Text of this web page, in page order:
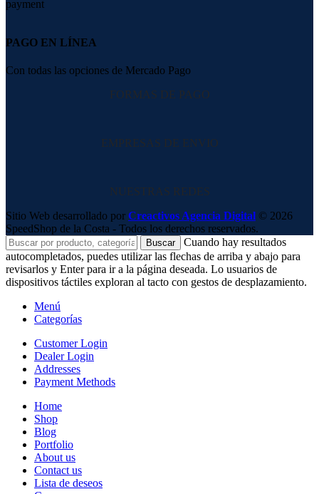
PAGO EN LÍNEA
Con todas las opciones de Mercado Pago
FORMAS DE PAGO
EMPRESAS DE ENVIO
NUESTRAS REDES
Sitio Web desarrollado por Creactivos Agencia Digital © 2026
SpeedShop de la Costa - Todos los derechos reservados.
Buscar
Cuando hay resultados
autocompletados, puedes utilizar las flechas de arriba y abajo para
revisarlos y Enter para ir a la página deseada. Lo usuarios de
dispositivos táctiles exploran al tacto con gestos de desplazamiento.
Menú
Categorías
Customer Login
Dealer Login
Addresses
Payment Methods
Home
Shop
Blog
Portfolio
About us
Contact us
Lista de deseos